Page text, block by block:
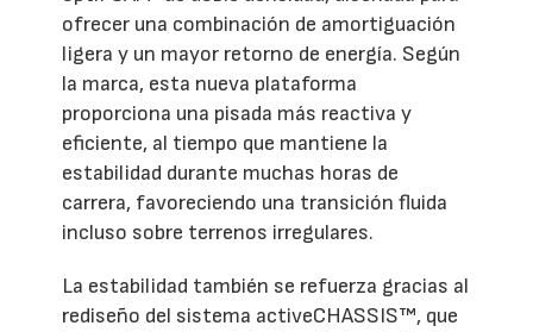
ofrecer una combinación de amortiguación
ligera y un mayor retorno de energía. Según
la marca, esta nueva plataforma
proporciona una pisada más reactiva y
eficiente, al tiempo que mantiene la
estabilidad durante muchas horas de
carrera, favoreciendo una transición fluida
incluso sobre terrenos irregulares.
La estabilidad también se refuerza gracias al
rediseño del sistema activeCHASSIS™, que